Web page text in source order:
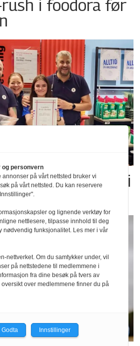
i foodora før
beste Post i
og personvern
annonser på vårt nettsted bruker vi
på vårt nettsted. Du kan reservere
og lignende verktøy for
nettlesere, tilpasse innhold til deg
nødvendig funksjonalitet. Les mer i vår
nettverket. Om du samtykker under, vil
på nettstedene til medlemmene i
fra dine besøk på tvers av
over medlemmene finner du på
Godta Innstillinger